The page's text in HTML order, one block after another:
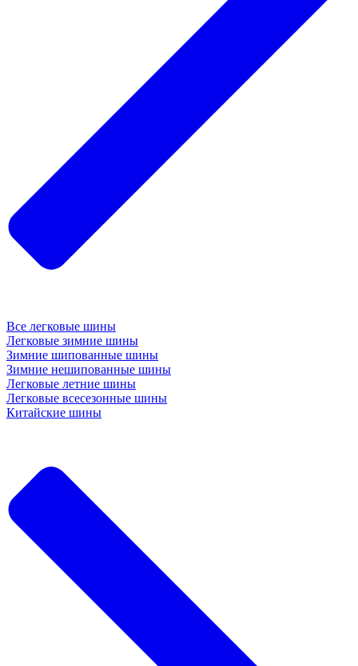
Все легковые шины
Легковые зимние шины
Зимние шипованные шины
Зимние нешипованные шины
Легковые летние шины
Легковые всесезонные шины
Китайские шины